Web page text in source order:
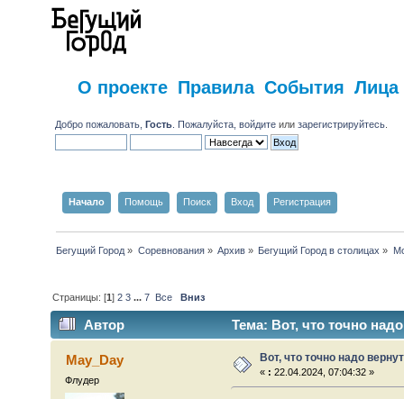
О проекте Правила События Лица
Добро пожаловать,Гость . Пожалуйста,войдите илизарегистрируйтесь
Начало Помощь Поиск Вход Регистрация
Бегущий Город » Соревнования» Архив » Бегущий Город в столицах »
Страницы: [1]2 3 ...7 Все Вниз
Автор Тема: Вот, что точно
May_Day
Флудер
Вот, что точно надо
« : 22.04.2024, 07:04:32 »